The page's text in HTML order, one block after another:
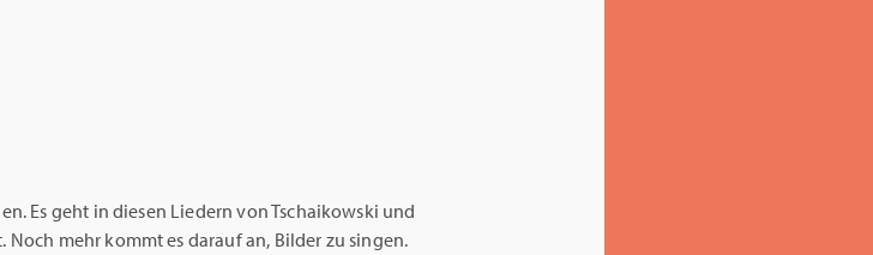
Es geht in diesen Liedern von Tschaikowski und
mehr kommt es darauf an, Bilder zu singen.